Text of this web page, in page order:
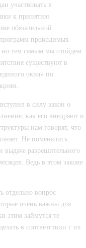
участвовать в
к принятию
обязательной
проводимых
но тем самым мы отойдем
существуют в
окна» по
в силу закон о
как его внедряют и
нам говорят, что
Не поменялись
выдаче разрешительного
Ведь в этом законе
отдельно вопрос
очень важны для
этим займутся те
в соответствии с их